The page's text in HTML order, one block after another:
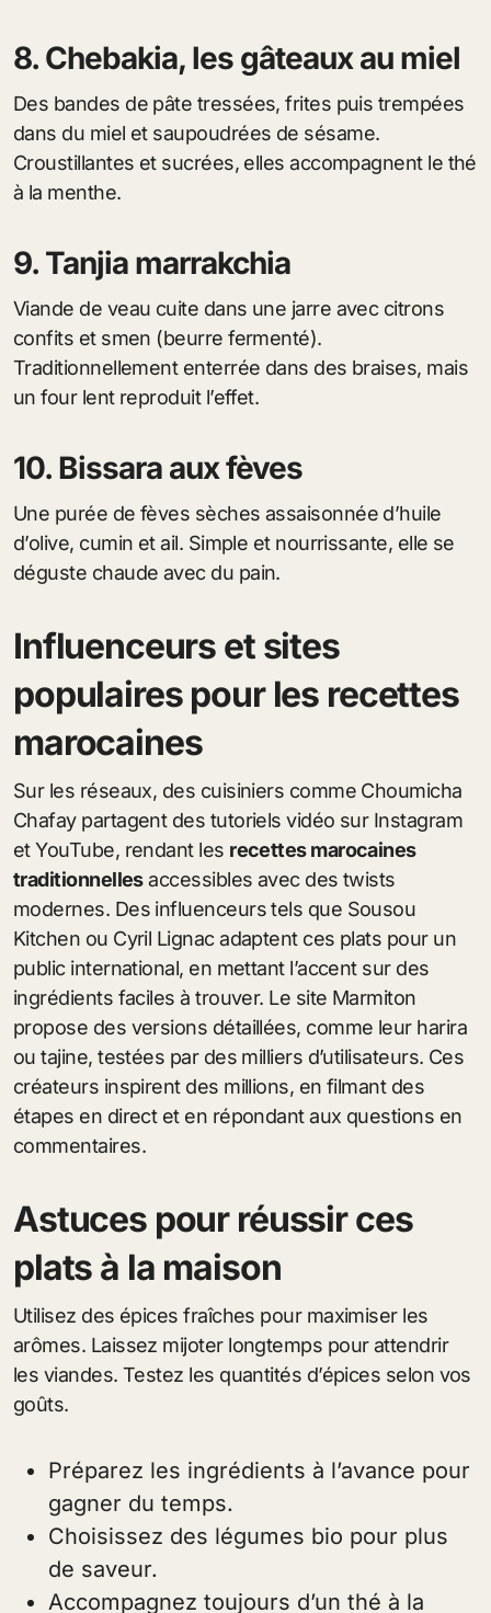
8. Chebakia, les gâteaux au miel
Des bandes de pâte tressées, frites puis trempées
dans du miel et saupoudrées de sésame.
Croustillantes et sucrées, elles accompagnent le thé
à la menthe.
9. Tanjia marrakchia
Viande de veau cuite dans une jarre avec citrons
confits et smen (beurre fermenté).
Traditionnellement enterrée dans des braises, mais
un four lent reproduit l’effet.
10. Bissara aux fèves
Une purée de fèves sèches assaisonnée d’huile
d’olive, cumin et ail. Simple et nourrissante, elle se
déguste chaude avec du pain.
Influenceurs et sites
populaires pour les recettes
marocaines
Sur les réseaux, des cuisiniers comme Choumicha
Chafay partagent des tutoriels vidéo sur Instagram
et YouTube, rendant les recettes marocaines
traditionnellesaccessibles avec des twists
modernes. Des influenceurs tels que Sousou
Kitchen ou Cyril Lignac adaptent ces plats pour un
public international, en mettant l’accent sur des
ingrédients faciles à trouver. Le site Marmiton
propose des versions détaillées, comme leur harira
ou tajine, testées par des milliers d’utilisateurs. Ces
créateurs inspirent des millions, en filmant des
étapes en direct et en répondant aux questions en
commentaires.
Astuces pour réussir ces
plats à la maison
Utilisez des épices fraîches pour maximiser les
arômes. Laissez mijoter longtemps pour attendrir
les viandes. Testez les quantités d’épices selon vos
goûts.
Préparez les ingrédients à l’avance pour
gagner du temps.
Choisissez des légumes bio pour plus
de saveur.
Accompagnez toujours d’un thé à la